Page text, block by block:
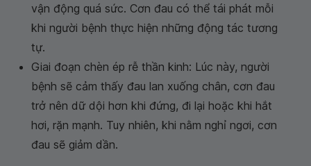
vận động quá sức. Cơn đau có thể tái phát mỗi
khi người bệnh thực hiện những động tác tương
tự.
Giai đoạn chèn ép rễ thần kinh: Lúc này, người
bệnh sẽ cảm thấy đau lan xuống chân, cơn đau
trở nên dữ dội hơn khi đứng, đi lại hoặc khi hắt
hơi, rặn mạnh. Tuy nhiên, khi nằm nghỉ ngơi, cơn
đau sẽ giảm dần.